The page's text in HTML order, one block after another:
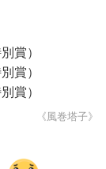
賞）
賞）
賞）
《風巻塔子》